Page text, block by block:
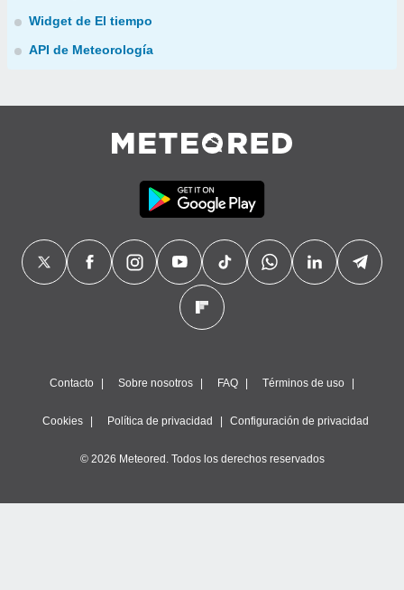
Widget de El tiempo
API de Meteorología
Contacto Sobre nosotros FAQ Términos de uso
Cookies Política de privacidad Configuración de privacidad
© 2026 Meteored. Todos los derechos reservados